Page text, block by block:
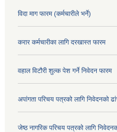
विदा माग फारम (कर्मचारीले भर्ने)
करार कर्मचारीका लागि दरखास्त फारम
वहाल विटौरी शुल्क पेश गर्ने निवेदन फारम
अपांगता परिचय पत्रको लागि निवेदनको
जेष्ठ नागरिक परिचय पत्रको लागि